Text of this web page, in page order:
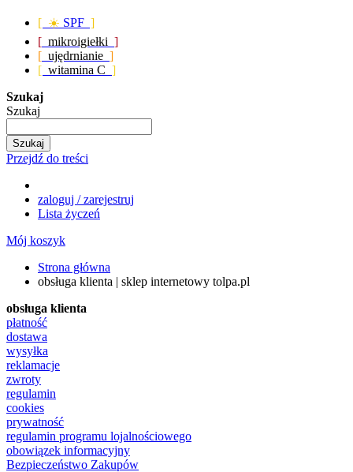
[ ☀️ SPF ]
[ mikroigiełki ]
[ ujędrnianie ]
[ witamina C ]
Szukaj
Szukaj
Szukaj
Przejdź do treści
zaloguj / zarejestruj
Lista życzeń
Mój koszyk
Strona główna
obsługa klienta | sklep internetowy tolpa.pl
obsługa klienta
płatność
dostawa
wysyłka
reklamacje
zwroty
regulamin
cookies
prywatność
regulamin programu lojalnościowego
obowiązek informacyjny
Bezpieczeństwo Zakupów